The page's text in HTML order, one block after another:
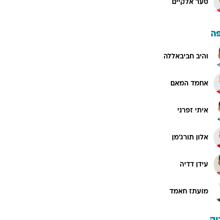
סער אלקיים
והיב חביבאללה
אחמד המאם
איתי זפרני
אלון תורג'מן
עידן דדיה
מועתז חאמד